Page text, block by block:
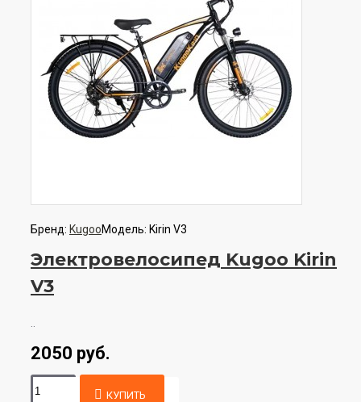
Бренд: KugooМодель: Kirin V3
Электровелосипед Kugoo Kirin
V3
2050 руб.
КУПИТЬ